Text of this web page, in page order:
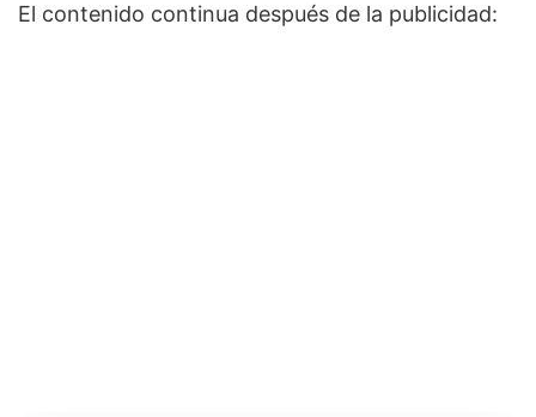
El contenido continua después de la publicidad: